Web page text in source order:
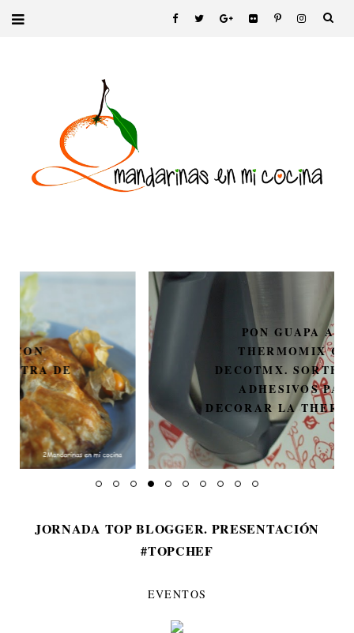
PON GUAPA A TU
THERMOMIX CON
DECOTMX. SORTEO DE 3
ADHESIVOS PARA
DECORAR LA THERMOMIX.
JORNADA TOP BLOGGER. PRESENTACIÓN
#TOPCHEF
EVENTOS